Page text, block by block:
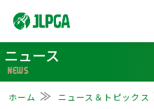
ニュース
NEWS
ホーム ニュース＆トピックス